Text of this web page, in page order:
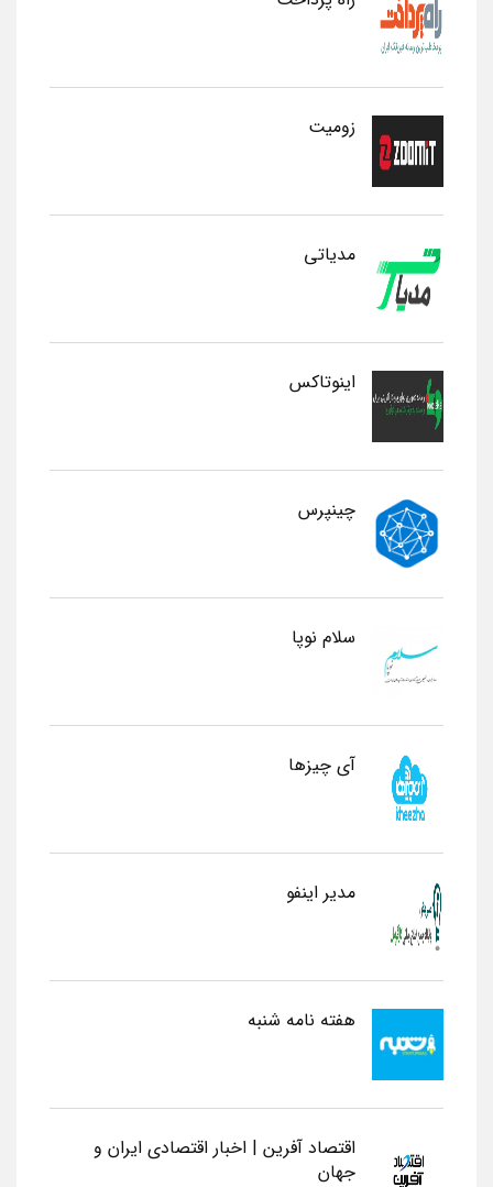
زومیت
مدیاتی
اینوتاکس
چینپرس
سلام نوپا
آی چیزها
مدیر اینفو
هفته نامه شنبه
اقتصاد آفرین | اخبار اقتصادی ایران و
جهان